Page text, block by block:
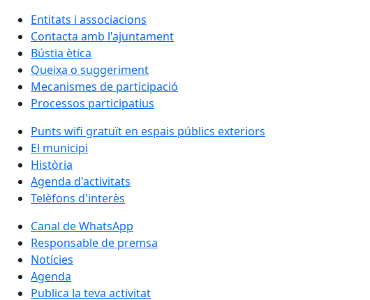
Entitats i associacions
Contacta amb l'ajuntament
Bústia ètica
Queixa o suggeriment
Mecanismes de participació
Processos participatius
Punts wifi gratuït en espais públics exteriors
El municipi
Història
Agenda d'activitats
Telèfons d'interès
Canal de WhatsApp
Responsable de premsa
Notícies
Agenda
Publica la teva activitat